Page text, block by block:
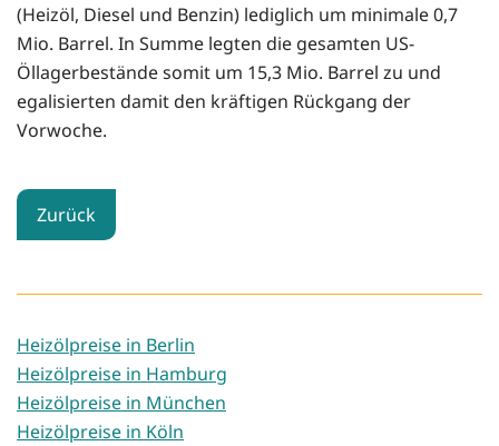
(Heizöl, Diesel und Benzin) lediglich um minimale 0,7
Mio. Barrel. In Summe legten die gesamten US-
Öllagerbestände somit um 15,3 Mio. Barrel zu und
egalisierten damit den kräftigen Rückgang der
Vorwoche.
Zurück
Heizölpreise in Berlin
Heizölpreise in Hamburg
Heizölpreise in München
Heizölpreise in Köln